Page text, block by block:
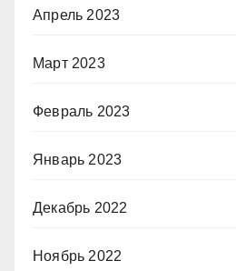
Апрель 2023
Март 2023
Февраль 2023
Январь 2023
Декабрь 2022
Ноябрь 2022